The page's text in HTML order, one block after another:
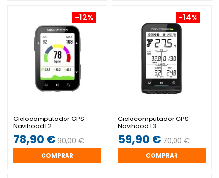
-12%
Ciclocomputador GPS
Navihood L2
78,90 €90,00 €
COMPRAR
-14%
Ciclocomputador GPS
Navihood L3
59,90 €70,00 €
COMPRAR